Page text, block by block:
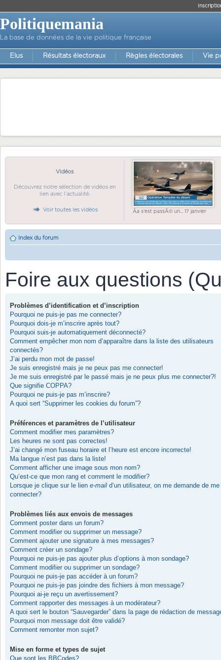
Politiquemania
La base de données de la vie politique française
Elus Résultats électoraux Règles électorales Vie
Vidéos
Découvrez notre sélection de vidéos en
lien avec l'actualité.
Voir toutes les vidéos Ãa s'est passÃ© un... 17 janvier
Index du forum
Foire aux questions
Problèmes d’identification et d’inscription
Pourquoi ne puis-je pas me connecter?
Pourquoi dois-je m’inscrire après tout?
Pourquoi suis-je automatiquement déconnecté?
Comment empêcher mon nom d’apparaître dans la liste des utilisateurs
connectés?
J’ai perdu mon mot de passe!
Je suis enregistré mais je ne peux pas me connecter!
Je me suis enregistré par le passé mais je ne peux plus me connecter?!
Que signifie COPPA?
Pourquoi ne puis-je pas m’inscrire?
A quoi sert “Supprimer les cookies du forum”?
Préférences et paramètres de l’utilisateur
Comment modifier mes paramètres?
Les heures ne sont pas correctes!
J’ai changé mon fuseau horaire et l’heure est encore incorrecte!
Ma langue n’est pas dans la liste!
Comment afficher une image sous mon nom?
Qu’est-ce que mon rang et comment le modifier?
Lorsque je clique sur le lien e-mail d’un utilisateur, on me demande de me
connecter?
Problèmes liés aux envois de messages
Comment poster dans un forum?
Comment modifier ou supprimer un message?
Comment ajouter une signature à mes messages?
Comment créer un sondage?
Pourquoi ne puis-je pas ajouter plus d’options à mon sondage?
Comment modifier ou supprimer un sondage?
Pourquoi ne puis-je pas accéder à un forum?
Pourquoi ne puis-je pas joindre des fichiers à mon message?
Pourquoi ai-je reçu un avertissement?
Comment rapporter des messages à un modérateur?
A quoi sert le bouton “Sauvegarder” dans la page de rédaction de
Pourquoi mon message doit être validé?
Comment remonter mon sujet?
Mise en forme et types de sujet
Que sont les BBCodes?